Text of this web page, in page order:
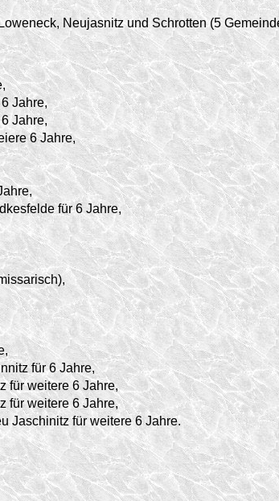
Neujasnitz und Schrotten (5
Jahre,
Jahre,
6 Jahre,
für 6 Jahre,
für 6 Jahre,
für weitere 6 Jahre,
für weitere 6 Jahre,
Jaschinitz für weitere 6 Jahre.